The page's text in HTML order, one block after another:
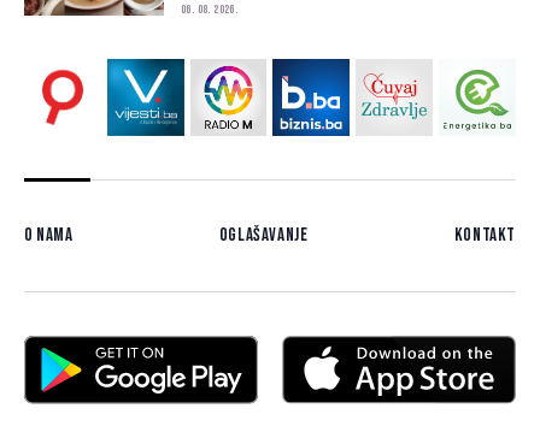
06. 08. 2026.
O nama Oglašavanje Kontakt